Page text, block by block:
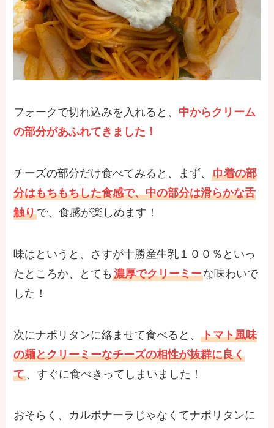
フォークで切れ込みを入れると、 中からクリーム
の部分があふれてきました！
チーズの部分だけ食べてみると、まず、巾着の部
分はもちもちした食感で、中の部分は滑らかな舌
触りで、食感が楽しめます！
味はというと、さすが十勝産生乳１００％といっ
たところか、とても濃厚でクリーミーな味わいで
した！
次にナポリタンに絡ませて食べると、トマト風味
の麺とクリーミーなチーズの相性が抜群に良く
て、すぐに食べきってしまいました！
おそらく、カルボナーラじゃなくてナポリタンに